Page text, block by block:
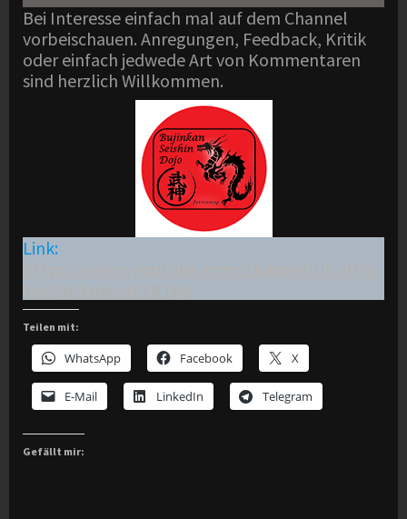
Bei Interesse einfach mal auf dem Channel
vorbeischauen. Anregungen, Feedback, Kritik
oder einfach jedwede Art von Kommentaren
sind herzlich Willkommen.
Link:
Teilen mit:
WhatsApp Facebook X
E-Mail LinkedIn Telegram
Gefällt mir: